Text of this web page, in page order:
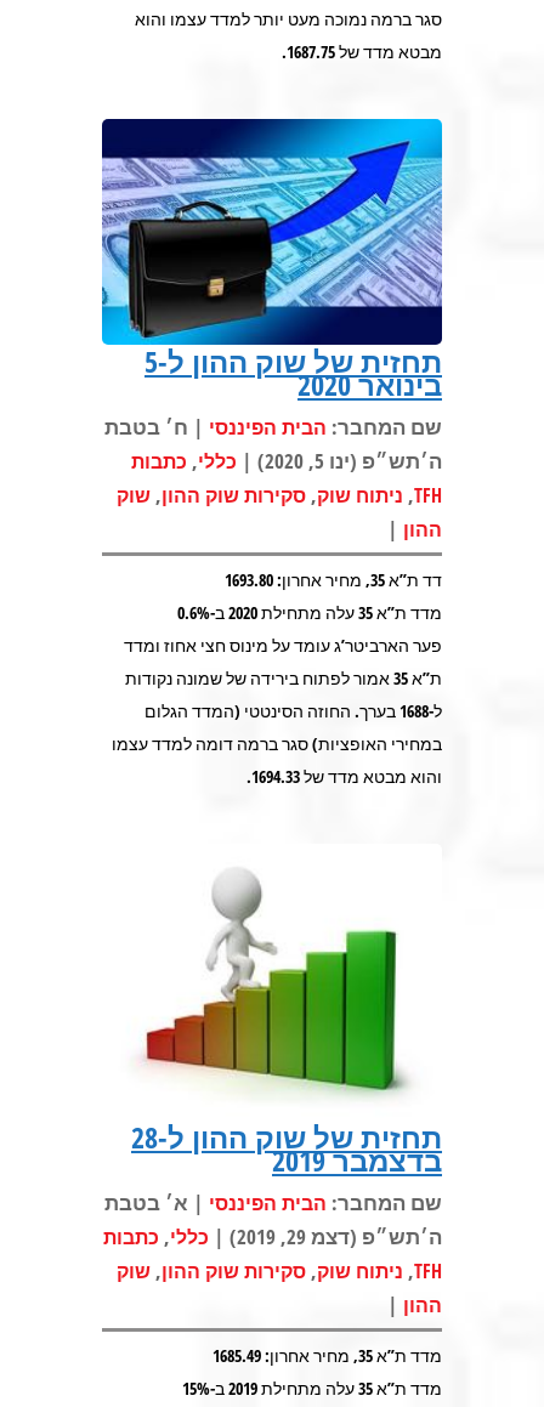
סגר ברמה נמוכה מעט יותר למדד עצמו והוא
מבטא מדד של 1687.75.
תחזית של שוק ההון ל-5
בינואר 2020
שם המחבר: הבית הפיננסי | ח׳ בטבת
ה׳תש״פ (ינו 5, 2020) |
כללי, כתבות
TFH
, ניתוח שוק, סקירות שוק ההון, שוק
ההון |
דד ת”א 35, מחיר אחרון: 1693.80
מדד ת”א 35 עלה מתחילת 2020 ב-0.6%
פער הארביטר’ג עומד על מינוס חצי אחוז ומדד
ת”א 35 אמור לפתוח בירידה של שמונה נקודות
ל-1688 בערך. החוזה הסינטטי (המדד הגלום
במחירי האופציות) סגר ברמה דומה למדד עצמו
והוא מבטא מדד של 1694.33.
תחזית של שוק ההון ל-28
בדצמבר 2019
שם המחבר: הבית הפיננסי | א׳ בטבת
ה׳תש״פ (דצמ 29, 2019) |
כללי, כתבות
TFH
, ניתוח שוק, סקירות שוק ההון, שוק
ההון |
מדד ת”א 35, מחיר אחרון: 1685.49
מדד ת”א 35 עלה מתחילת 2019 ב-15%